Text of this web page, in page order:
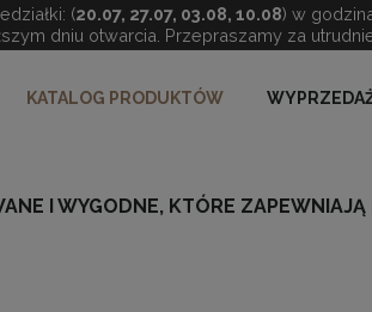
(20.07, 27.07, 03.08, 10.08) w
dniu otwarcia. Przepraszamy za
KATALOG PRODUKTÓW
I WYGODNE, KTÓRE